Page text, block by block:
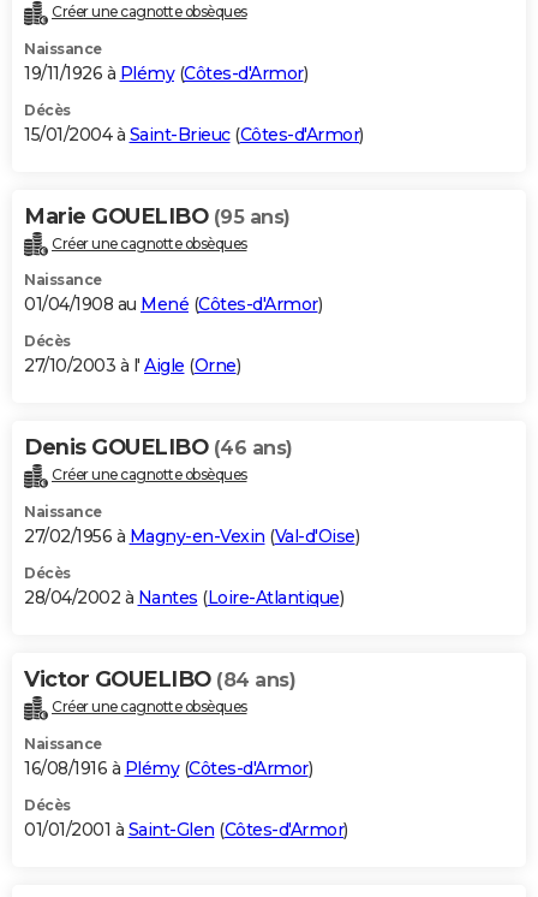
Créer une cagnotte obsèques
Naissance
19/11/1926 à Plémy(Côtes-d'Armor)
Décès
15/01/2004 à Saint-Brieuc(Côtes-d'Armor)
Marie GOUELIBO (95 ans)
Créer une cagnotte obsèques
Naissance
01/04/1908 au Mené (Côtes-d'Armor)
Décès
27/10/2003 à l' Aigle (Orne)
Denis GOUELIBO (46 ans)
Créer une cagnotte obsèques
Naissance
27/02/1956 à Magny-en-Vexin (Val-d'Oise)
Décès
28/04/2002 à Nantes (Loire-Atlantique)
Victor GOUELIBO (84 ans)
Créer une cagnotte obsèques
Naissance
16/08/1916 à Plémy(Côtes-d'Armor)
Décès
01/01/2001 à Saint-Glen (Côtes-d'Armor)